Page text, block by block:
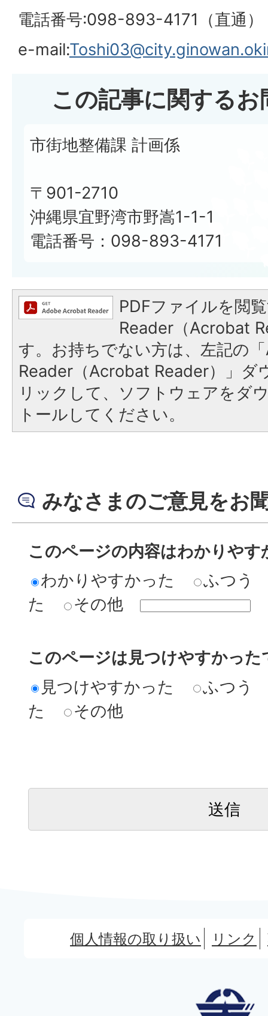
電話番号:098-893-4171（直通）
e-mail:
この記事に関する
市街地整備課 計画係
〒901-2710
沖縄県宜野湾市野嵩1-1-1
電話番号：098-893-4171
PDFファイルを閲
Reader（Acrobat
す。お持ちでない方は、左記の
Reader（Acrobat Reader）」ダ
リックして、ソフトウェアをダ
トールしてください。
みなさまのご意見をお
このページの内容はわかりやす
わかりやすかった
ふつう
た
その他
このページは見つけやすかった
見つけやすかった
ふつう
た
その他
個人情報の取り扱い リンク